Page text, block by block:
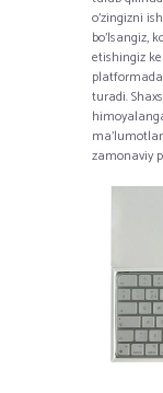
o’zingizni
bo’lsangiz,
etishingiz
turadi.
zamonaviy